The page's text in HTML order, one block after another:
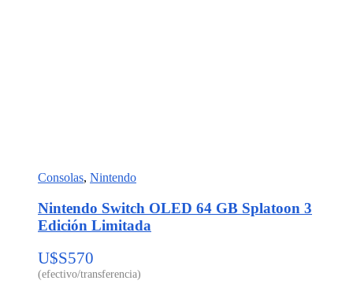
Consolas, Nintendo
Nintendo Switch OLED 64 GB Splatoon 3
Edición Limitada
U$S570